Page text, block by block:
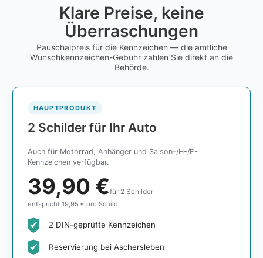
Klare Preise, keine
Überraschungen
Pauschalpreis für die Kennzeichen — die amtliche
Wunschkennzeichen-Gebühr zahlen Sie direkt an die
Behörde.
HAUPTPRODUKT
2 Schilder für Ihr Auto
Auch für Motorrad, Anhänger und Saison-/H-/E-
Kennzeichen verfügbar.
39,90 €für 2 Schilder
entspricht 19,95 € pro Schild
2 DIN-geprüfte Kennzeichen
Reservierung bei Aschersleben